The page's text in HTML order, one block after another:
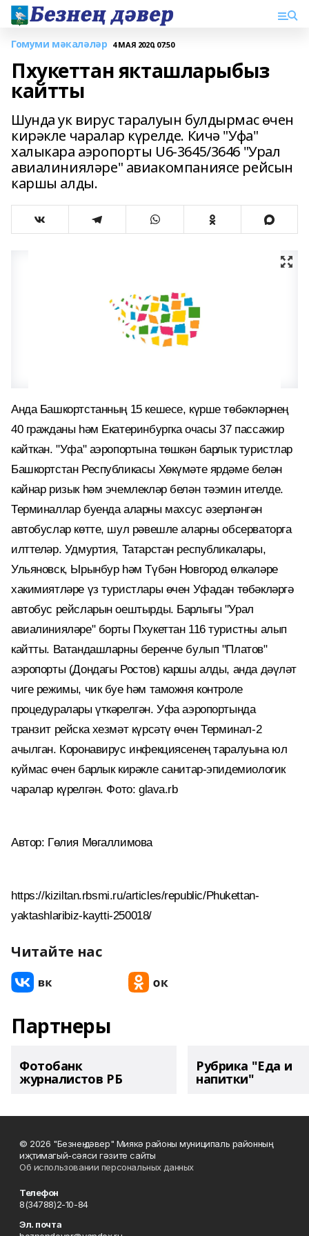
Гомуми мәкаләләр 4 МАЯ 2020, 07:50
Пхукеттан якташларыбыз
кайтты
Шунда ук вирус таралуын булдырмас өчен
кирәкле чаралар күрелде. Кичә "Уфа"
халыкара аэропорты U6-3645/3646 "Урал
авиалинияләре" авиакомпаниясе рейсын
каршы алды.
Анда Башкортстанның 15 кешесе, күрше төбәкләрнең
40 гражданы һәм Екатеринбургка очасы 37 пассажир
кайткан. "Уфа" аэропортына төшкән барлык туристлар
Башкортстан Республикасы Хөкүмәте ярдәме белән
кайнар ризык һәм эчемлекләр белән тәэмин ителде.
Терминаллар буенда аларны махсус әзерләнгән
автобуслар көтте, шул рәвешле аларны обсерваторга
илттеләр. Удмуртия, Татарстан республикалары,
Ульяновск, Ырынбур һәм Түбән Новгород өлкәләре
хакимиятләре үз туристлары өчен Уфадан төбәкләргә
автобус рейсларын оештырды. Барлыгы "Урал
авиалинияләре" борты Пхукеттан 116 туристны алып
кайтты. Ватандашларны беренче булып "Платов"
аэропорты (Дондагы Ростов) каршы алды, анда дәүләт
чиге режимы, чик буе һәм таможня контроле
процедуралары үткәрелгән. Уфа аэропортында
транзит рейска хезмәт күрсәтү өчен Терминал-2
ачылган. Коронавирус инфекциясенең таралуына юл
куймас өчен барлык кирәкле санитар-эпидемиологик
чаралар күрелгән. Фото: glava.rb
Автор: Гөлия Мөгаллимова
https://kiziltan.rbsmi.ru/articles/republic/Phukettan-
yaktashlaribiz-kaytti-250018/
Читайте нас
Партнеры
Фотобанк
журналистов РБ
Рубрика "Еда и
напитки"
© 2026 "Безнең дәвер" Миякә районы муниципаль районның
иҗтимагый-сәяси гәзите сайты
Об использовании персональных данных
Телефон
8(34788)2-10-84
Эл. почта